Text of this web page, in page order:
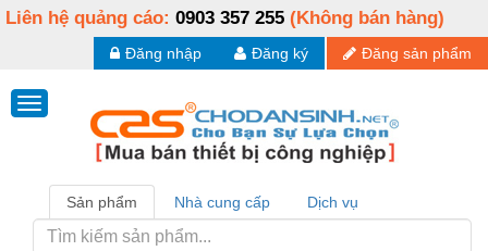
Liên hệ quảng cáo: 0903 357 255 (Không bán hàng)
Đăng sản phẩm
Đăng ký
Đăng nhập
Sản phẩm Nhà cung cấp Dịch vụ